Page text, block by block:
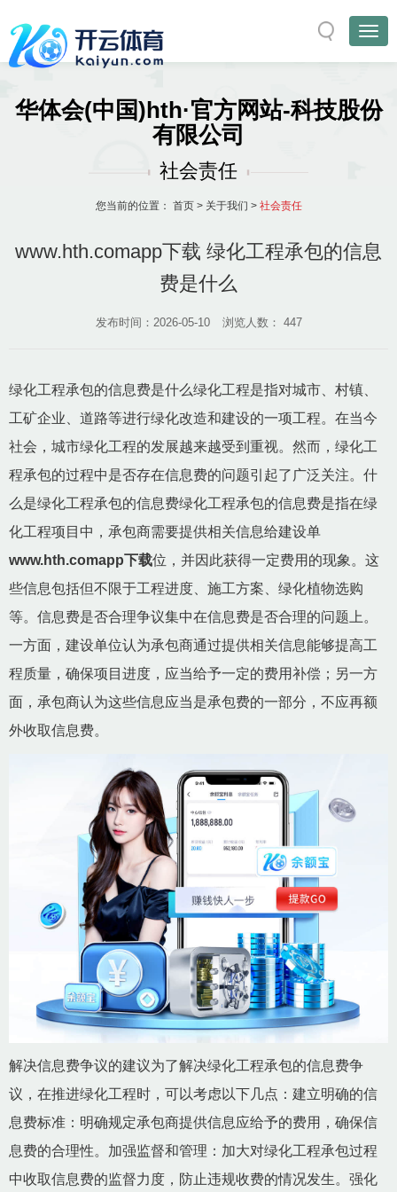
华体会(中国)hth·官方网站-科技股份
有限公司
社会责任
您当前的位置： 首页> 关于我们 > 社会责任
www.hth.comapp下载 绿化工程承包的信息
费是什么
发布时间：2026-05-10 浏览人数： 447
绿化工程承包的信息费是什么绿化工程是指对城市、村镇、
工矿企业、道路等进行绿化改造和建设的一项工程。在当今
社会，城市绿化工程的发展越来越受到重视。然而，绿化工
程承包的过程中是否存在信息费的问题引起了广泛关注。什
么是绿化工程承包的信息费绿化工程承包的信息费是指在绿
化工程项目中，承包商需要提供相关信息给建设单
www.hth.comapp下载位，并因此获得一定费用的现象。这
些信息包括但不限于工程进度、施工方案、绿化植物选购
等。信息费是否合理争议集中在信息费是否合理的问题上。
一方面，建设单位认为承包商通过提供相关信息能够提高工
程质量，确保项目进度，应当给予一定的费用补偿；另一方
面，承包商认为这些信息应当是承包费的一部分，不应再额
外收取信息费。
解决信息费争议的建议为了解决绿化工程承包的信息费争
议，在推进绿化工程时，可以考虑以下几点：建立明确的信
息费标准：明确规定承包商提供信息应给予的费用，确保信
息费的合理性。加强监督和管理：加大对绿化工程承包过程
中收取信息费的监督力度，防止违规收费的情况发生。强化